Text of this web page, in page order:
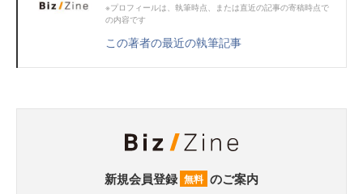
※プロフィールは、執筆時点、または直近の記事の寄稿時点で
の内容です
この著者の最近の執筆記事
新規会員登録 無料 のご案内